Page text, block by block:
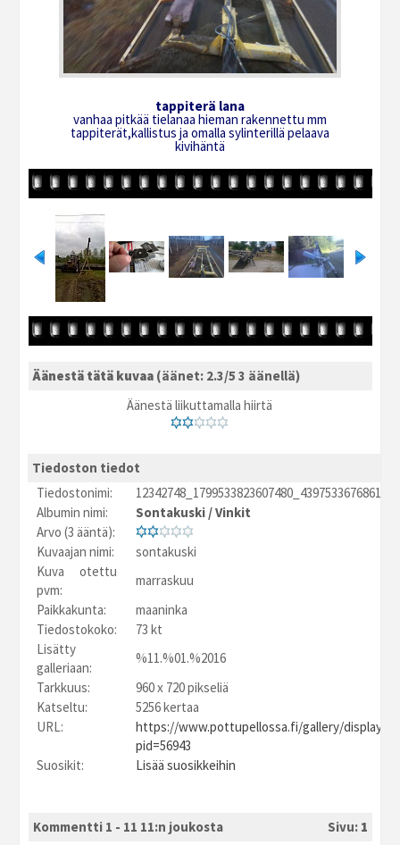
tappiterä lana
vanhaa pitkää tielanaa hieman rakennettu mm
tappiterät,kallistus ja omalla sylinterillä pelaava
kivihäntä
Äänestä tätä kuvaa (äänet: 2.3/5 3 äänellä)
Äänestä liikuttamalla hiirtä
Tiedoston tiedot
Tiedostonimi:
Albumin nimi:
Sontakuski /Vinkit
Arvo (3 ääntä):
Kuvaajan nimi:
sontakuski
Kuva otettu
pvm:
marraskuu
Paikkakunta:
maaninka
Tiedostokoko:
73 kt
Lisätty
galleriaan:
%11.%01.%2016
Tarkkuus:
960 x 720 pikseliä
Katseltu:
5256 kertaa
URL:
https://www.pottupellossa.fi/gallery/
pid=56943
Suosikit:
Lisää suosikkeihin
Kommentti 1 - 11 11:n joukosta Sivu: 1